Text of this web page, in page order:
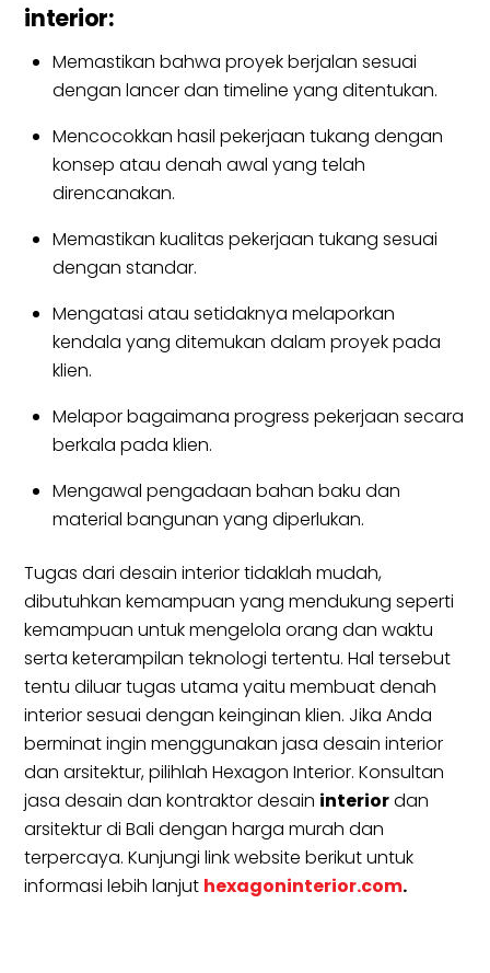
interior:
Memastikan bahwa proyek berjalan sesuai
dengan lancer dan timeline yang ditentukan.
Mencocokkan hasil pekerjaan tukang dengan
konsep atau denah awal yang telah
direncanakan.
Memastikan kualitas pekerjaan tukang sesuai
dengan standar.
Mengatasi atau setidaknya melaporkan
kendala yang ditemukan dalam proyek pada
klien.
Melapor bagaimana progress pekerjaan secara
berkala pada klien.
Mengawal pengadaan bahan baku dan
material bangunan yang diperlukan.
Tugas dari desain interior tidaklah mudah,
dibutuhkan kemampuan yang mendukung seperti
kemampuan untuk mengelola orang dan waktu
serta keterampilan teknologi tertentu. Hal tersebut
tentu diluar tugas utama yaitu membuat denah
interior sesuai dengan keinginan klien. Jika Anda
berminat ingin menggunakan jasa desain interior
dan arsitektur, pilihlah Hexagon Interior. Konsultan
jasa desain dan kontraktor desain interiordan
arsitektur di Bali dengan harga murah dan
terpercaya. Kunjungi link website berikut untuk
informasi lebih lanjut hexagoninterior.com.